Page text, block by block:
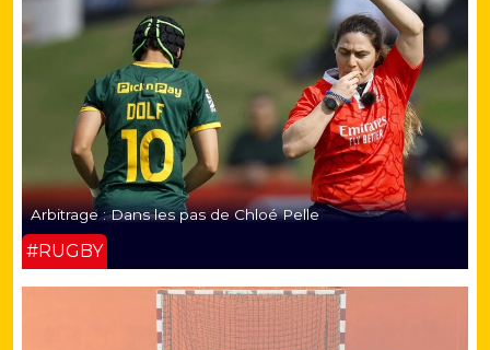
Arbitrage : Dans les pas de Chloé Pelle
#RUGBY